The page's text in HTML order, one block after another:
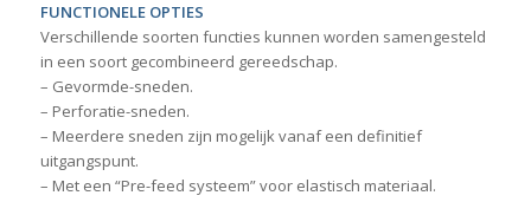
FUNCTIONELE OPTIES
Verschillende soorten functies kunnen worden samengesteld
in een soort gecombineerd gereedschap.
– Gevormde-sneden.
– Perforatie-sneden.
– Meerdere sneden zijn mogelijk vanaf een definitief
uitgangspunt.
– Met een “Pre-feed systeem” voor elastisch materiaal.